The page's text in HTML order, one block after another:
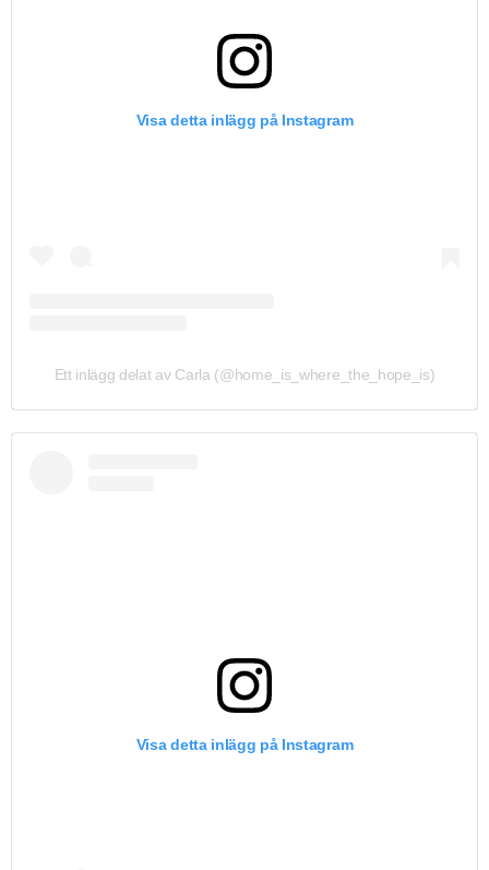
Visa detta inlägg på Instagram
Ett inlägg delat av Carla (@home_is_where_the_hope_is)
Visa detta inlägg på Instagram